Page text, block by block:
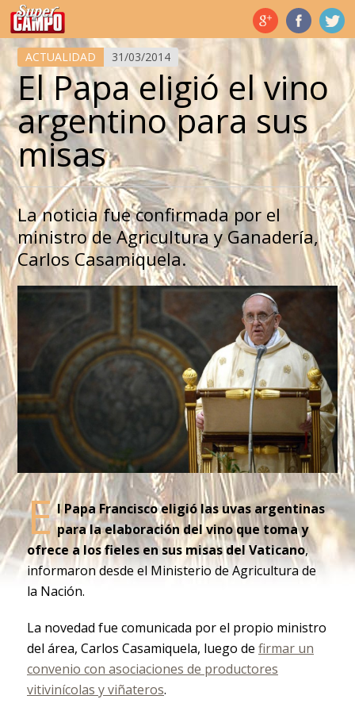
Temas de hoy
ACTUALIDAD 31/03/2014
El Papa eligió el vino
argentino para sus
misas
La noticia fue confirmada por el
ministro de Agricultura y Ganadería,
Carlos Casamiquela.
E l Papa Francisco eligió las uvas argentinas
para la elaboración del vino que toma y
ofrece a los fieles en sus misas del Vaticano,
informaron desde el Ministerio de Agricultura de
la Nación.
La novedad fue comunicada por el propio ministro
del área, Carlos Casamiquela, luego de firmar un
convenio con asociaciones de productores
vitivinícolas y viñateros.